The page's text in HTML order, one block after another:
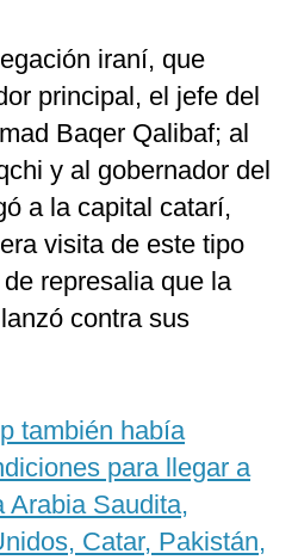
iraní, que
principal, el jefe del
Baqer Qalibaf; al
y al gobernador del
a la capital catarí,
visita de este tipo
represalia que la
contra sus
también había
para llegar a
Arabia Saudita,
Catar, Pakistán,